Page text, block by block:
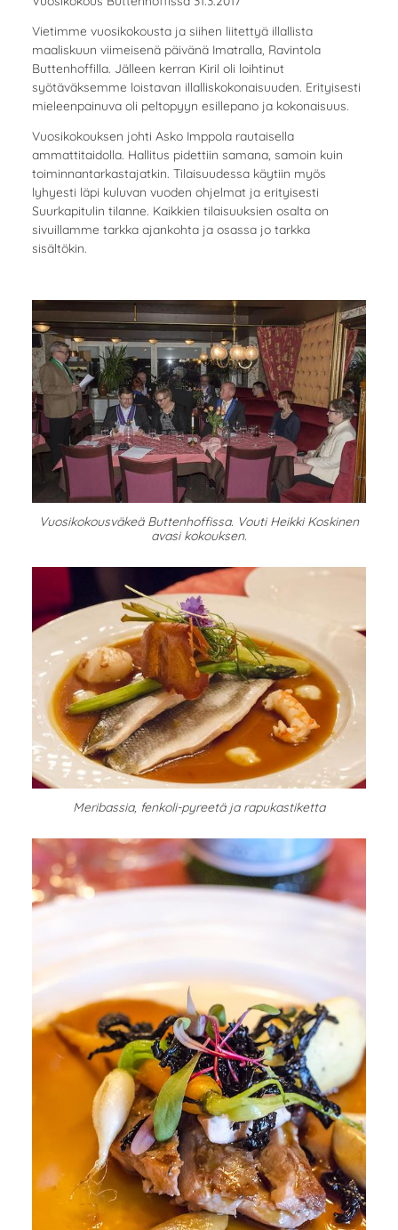
Vietimme vuosikokousta ja siihen liitettyä illallista
maaliskuun viimeisenä päivänä Imatralla, Ravintola
Buttenhoffilla. Jälleen kerran Kiril oli loihtinut
syötäväksemme loistavan illalliskokonaisuuden. Erityisesti
mieleenpainuva oli peltopyyn esillepano ja kokonaisuus.
Vuosikokouksen johti Asko Imppola rautaisella
ammattitaidolla. Hallitus pidettiin samana, samoin kuin
toiminnantarkastajatkin. Tilaisuudessa käytiin myös
lyhyesti läpi kuluvan vuoden ohjelmat ja erityisesti
Suurkapitulin tilanne. Kaikkien tilaisuuksien osalta on
sivuillamme tarkka ajankohta ja osassa jo tarkka
sisältökin.
Vuosikokousväkeä Buttenhoffissa. Vouti Heikki Koskinen
avasi kokouksen.
Meribassia, fenkoli-pyreetä ja rapukastiketta